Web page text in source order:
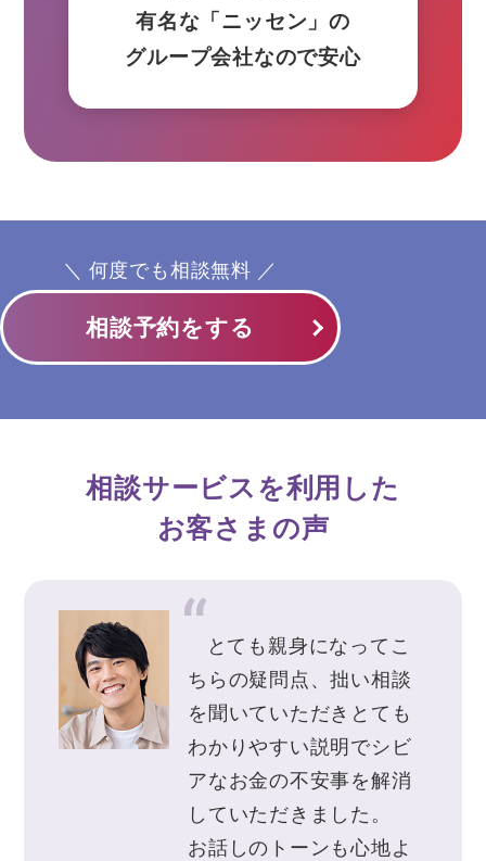
有名な「ニッセン」の
グループ会社なので安心
＼ 何度でも相談無料 ／
相談予約をする
相談サービスを利用した
お客さまの声
とても親身になってこ
ちらの疑問点、拙い相談
を聞いていただきとても
わかりやすい説明でシビ
アなお金の不安事を解消
していただきました。
お話しのトーンも心地よ